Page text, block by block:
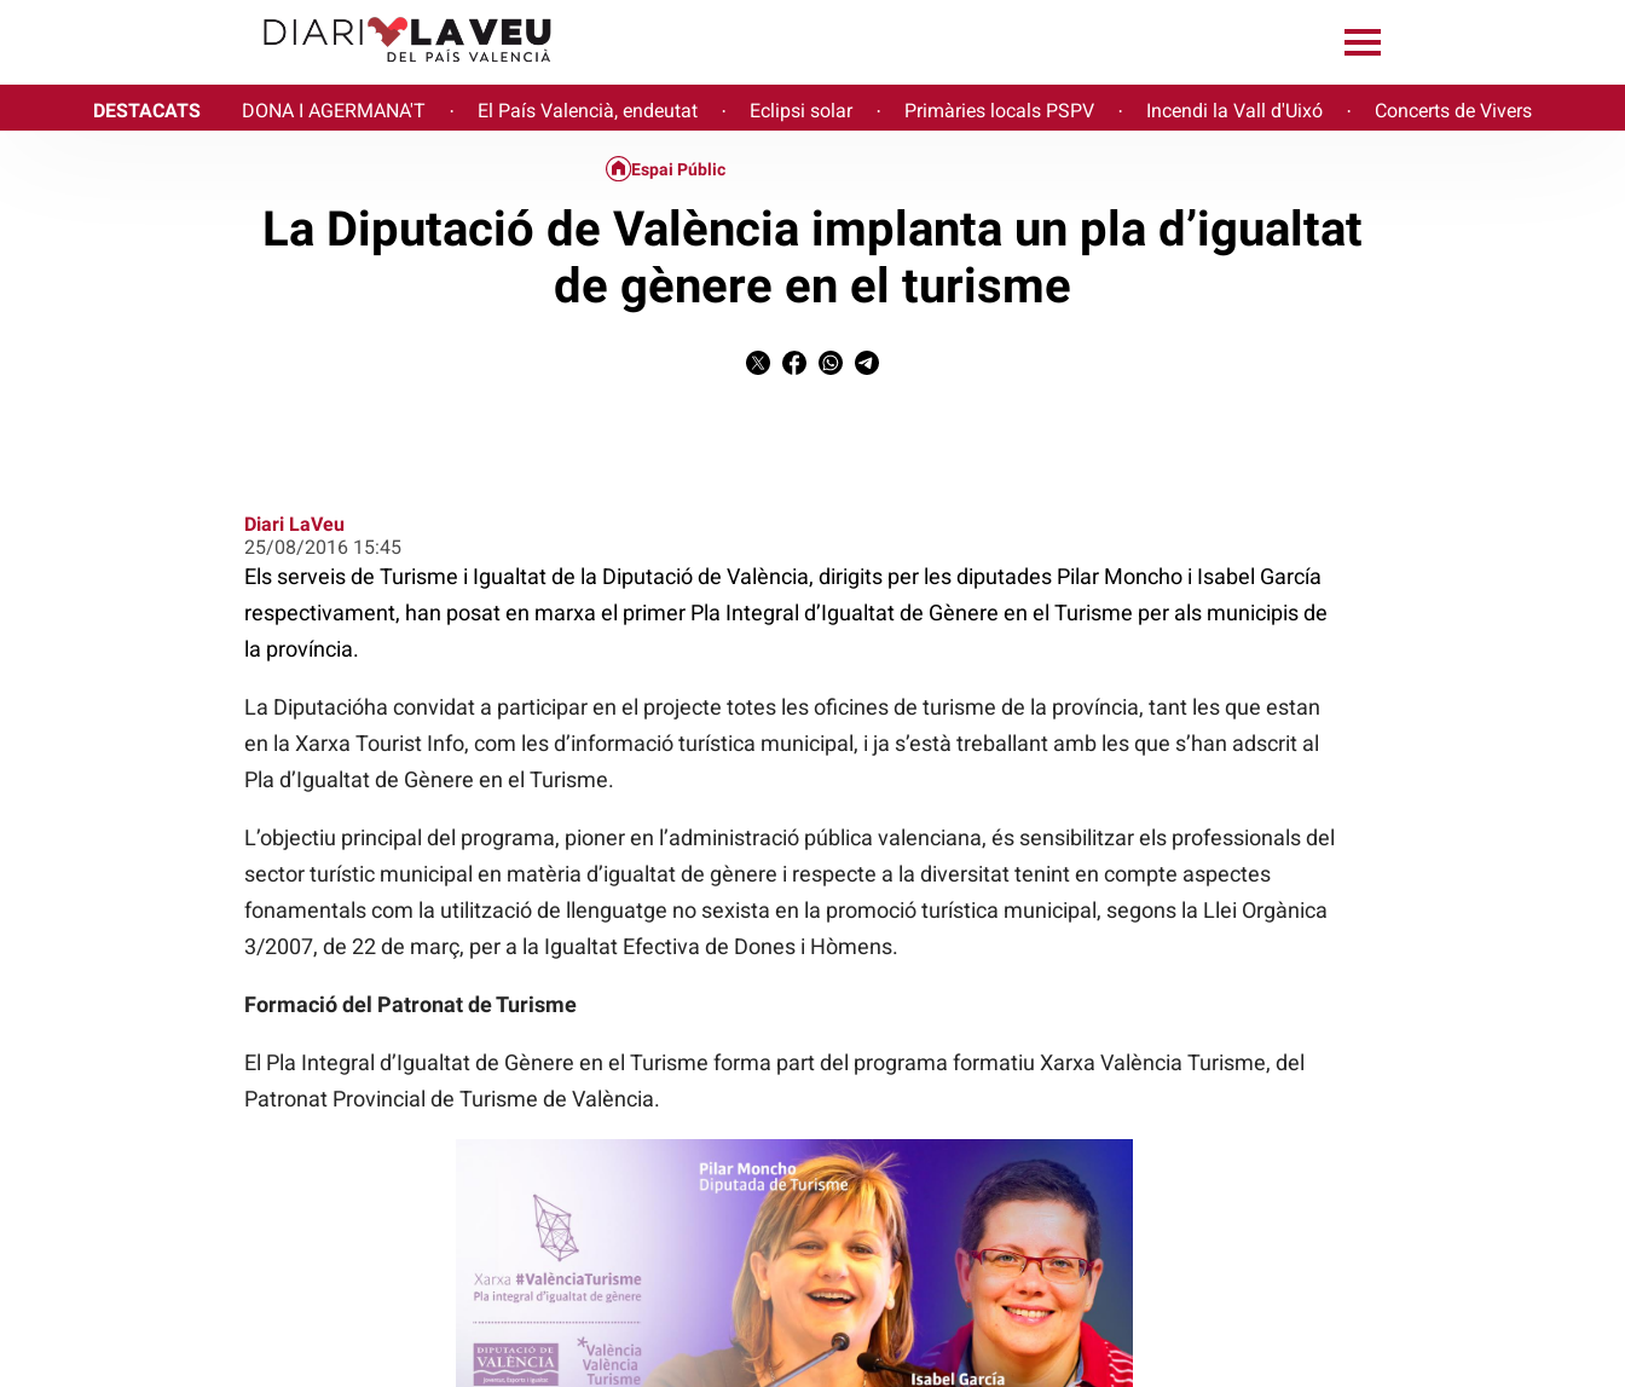
DESTACATS DONA I AGERMANA'T · El País Valencià, endeutat · Eclipsi solar · Primàries locals PSPV · Incendi la Vall d'Uixó · Concerts de Vivers
Espai Públic
La Diputació de València implanta un pla d’igualtat
de gènere en el turisme
Diari LaVeu
25/08/2016 15:45
Els serveis de Turisme i Igualtat de la Diputació de València, dirigits per les diputades Pilar Moncho i Isabel García
respectivament, han posat en marxa el primer Pla Integral d’Igualtat de Gènere en el Turisme per als municipis de
la província.
La Diputacióha convidat a participar en el projecte totes les oficines de turisme de la província, tant les que estan
en la Xarxa Tourist Info, com les d’informació turística municipal, i ja s’està treballant amb les que s’han adscrit al
Pla d’Igualtat de Gènere en el Turisme.
L’objectiu principal del programa, pioner en l’administració pública valenciana, és sensibilitzar els professionals del
sector turístic municipal en matèria d’igualtat de gènere i respecte a la diversitat tenint en compte aspectes
fonamentals com la utilització de llenguatge no sexista en la promoció turística municipal, segons la Llei Orgànica
3/2007, de 22 de març, per a la Igualtat Efectiva de Dones i Hòmens.
Formació del Patronat de Turisme
El Pla Integral d’Igualtat de Gènere en el Turisme forma part del programa formatiu Xarxa València Turisme, del
Patronat Provincial de Turisme de València.